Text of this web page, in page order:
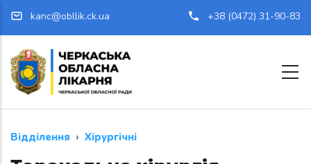
kanc@obllik.ck.ua +38 (0472) 31-90-83
Відділення Хірургічні